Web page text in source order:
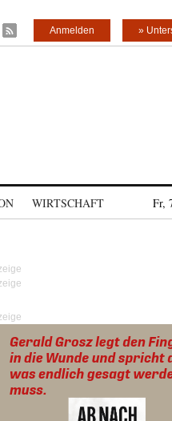
»
Anmelden
WIRTSCHAFT Fr,